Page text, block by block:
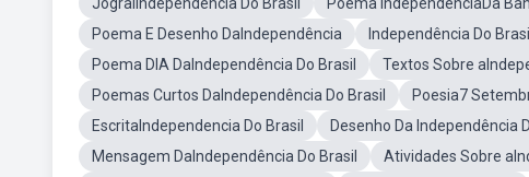
Poema E Desenho DaIndependência
Independência Do
Poema DIA DaIndependência Do Brasil
Textos Sobre
Poemas Curtos DaIndependência Do Brasil
Poesia7
EscritaIndependencia Do Brasil
Desenho Da Independência
Mensagem DaIndependência Do Brasil
Atividades Sobre